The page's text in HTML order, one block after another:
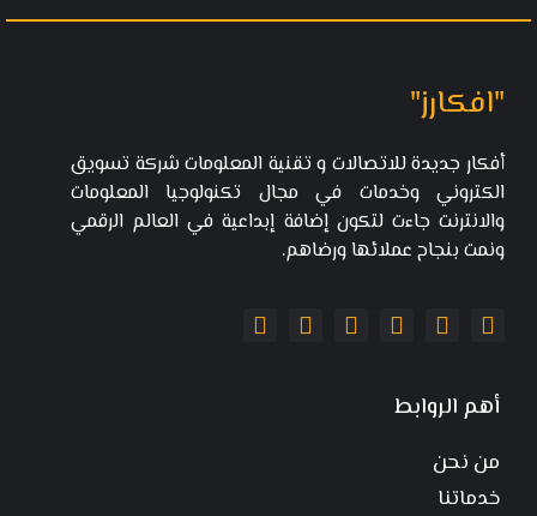
"افكارز"
أفكار جديدة للاتصالات و تقنية المعلومات شركة تسويق
الكتروني وخدمات في مجال تكنولوجيا المعلومات
والانترنت جاءت لتكون إضافة إبداعية في العالم الرقمي
ونمت بنجاح عملائها ورضاهم.
أهم الروابط
من نحن
خدماتنا